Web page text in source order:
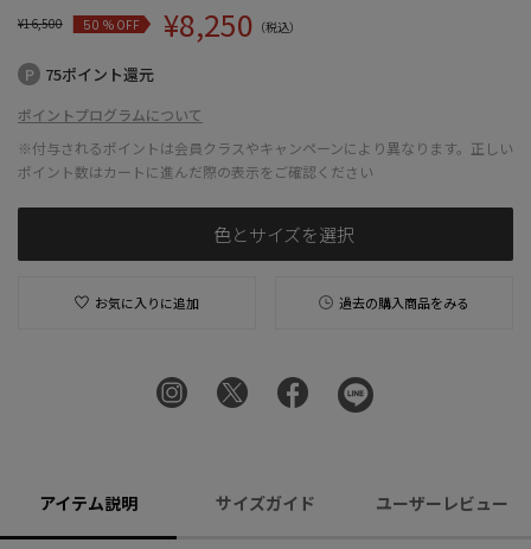
¥16,500 50% OFF ¥8,250 （税込）
75ポイント還元
ポイントプログラムについて
※付与されるポイントは会員クラスやキャンペーンにより異なります。正しい
ポイント数はカートに進んだ際の表示をご確認ください
色とサイズを選択
お気に入りに追加 過去の購入商品をみる
アイテム説明 サイズガイド ユーザーレビュー